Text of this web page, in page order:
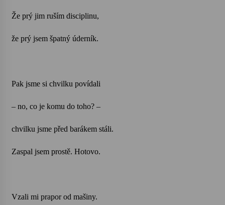
3. 7. 2026
Petr Adamec – Malovaný svět
Že prý jim ruším disciplinu,
že prý jsem špatný úderník.
Pak jsme si chvilku povídali
– no, co je komu do toho? –
chvilku jsme před barákem stáli.
Zaspal jsem prostě. Hotovo.
Vzali mi prapor od mašiny.